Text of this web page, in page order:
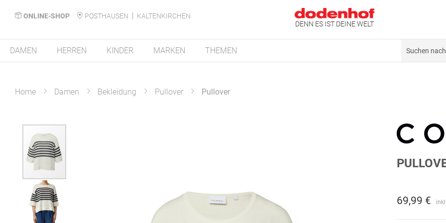
ONLINE-SHOP POSTHAUSEN
KALTENKIRCHEN
DENN ES IST DEINE WELT
DAMEN HERREN KINDER MARKEN THEMEN
Home Damen Bekleidung Pullover Pullover
Zum
Ende
der
Bildergalerie
springen
69,99 €